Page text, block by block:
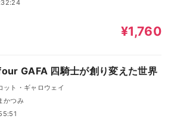
¥1,760
GAFA 四騎士が創り変えた世界
ット・ギャロウェイ
かつみ